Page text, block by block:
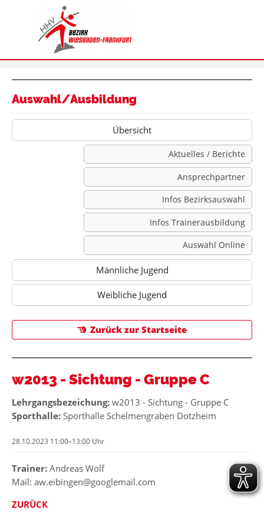
Auswahl/Ausbildung
Übersicht
Aktuelles / Berichte
Ansprechpartner
Infos Bezirksauswahl
Infos Trainerausbildung
Auswahl Online
Männliche Jugend
Weibliche Jugend
Zurück zur Startseite
w2013 - Sichtung - Gruppe C
Lehrgangsbezeichung: w2013 - Sichtung - Gruppe C
Sporthalle: Sporthalle Schelmengraben Dotzheim
28.10.2023 11:00–13:00 Uhr
Trainer: Andreas Wolf
Mail: aw.eibingen@googlemail.com
ZURÜCK